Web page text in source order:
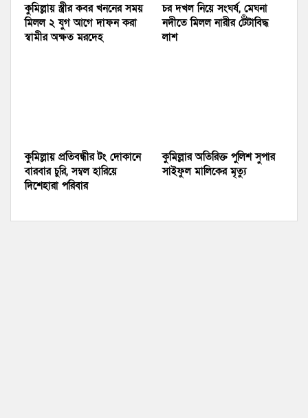
কুমিল্লায় স্ত্রীর কবর খননের সময়
মিলল ২ যুগ আগে দাফন করা
স্বামীর অক্ষত মরদেহ
চর দখল নিয়ে সংঘর্ষ, মেঘনা
নদীতে মিলল নারীর টেঁটাবিদ্ধ
লাশ
কুমিল্লায় প্রতিবন্ধীর টং দোকানে
বারবার চুরি, সম্বল হারিয়ে
দিশেহারা পরিবার
কুমিল্লার অতিরিক্ত পুলিশ সুপার
সাইফুল মালিকের মৃত্যু